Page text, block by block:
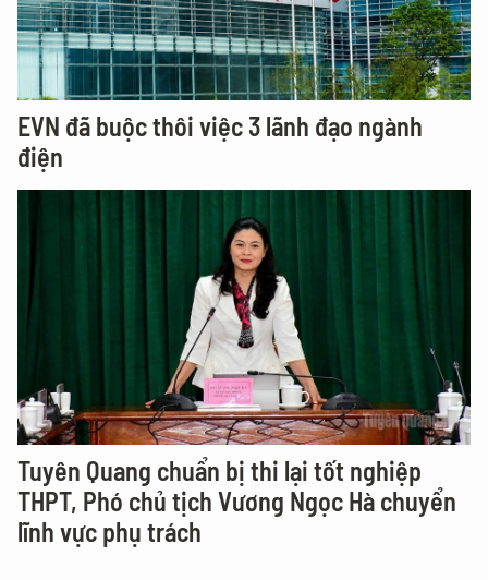
EVN đã buộc thôi việc 3 lãnh đạo ngành
điện
Tuyên Quang chuẩn bị thi lại tốt nghiệp
THPT, Phó chủ tịch Vương Ngọc Hà chuyển
lĩnh vực phụ trách